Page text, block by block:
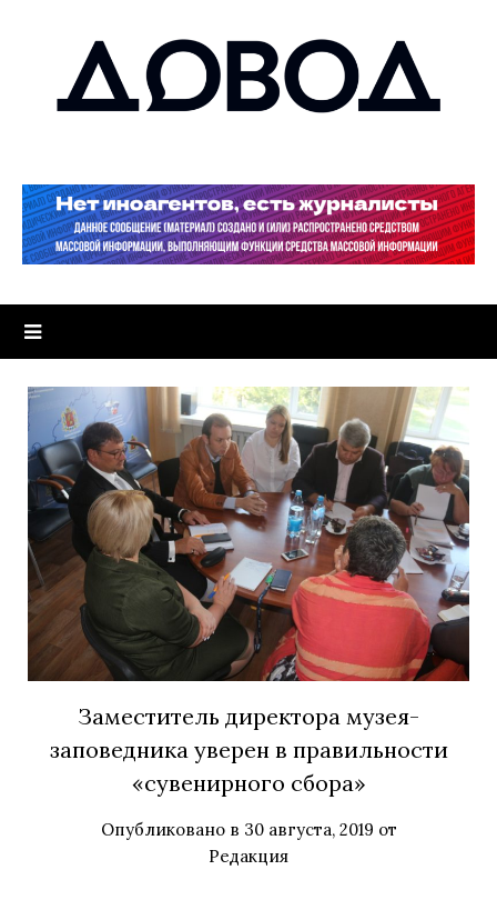
Заместитель директора музея-
заповедника уверен в правильности
«сувенирного сбора»
Опубликовано в 30 августа, 2019 от
Редакция